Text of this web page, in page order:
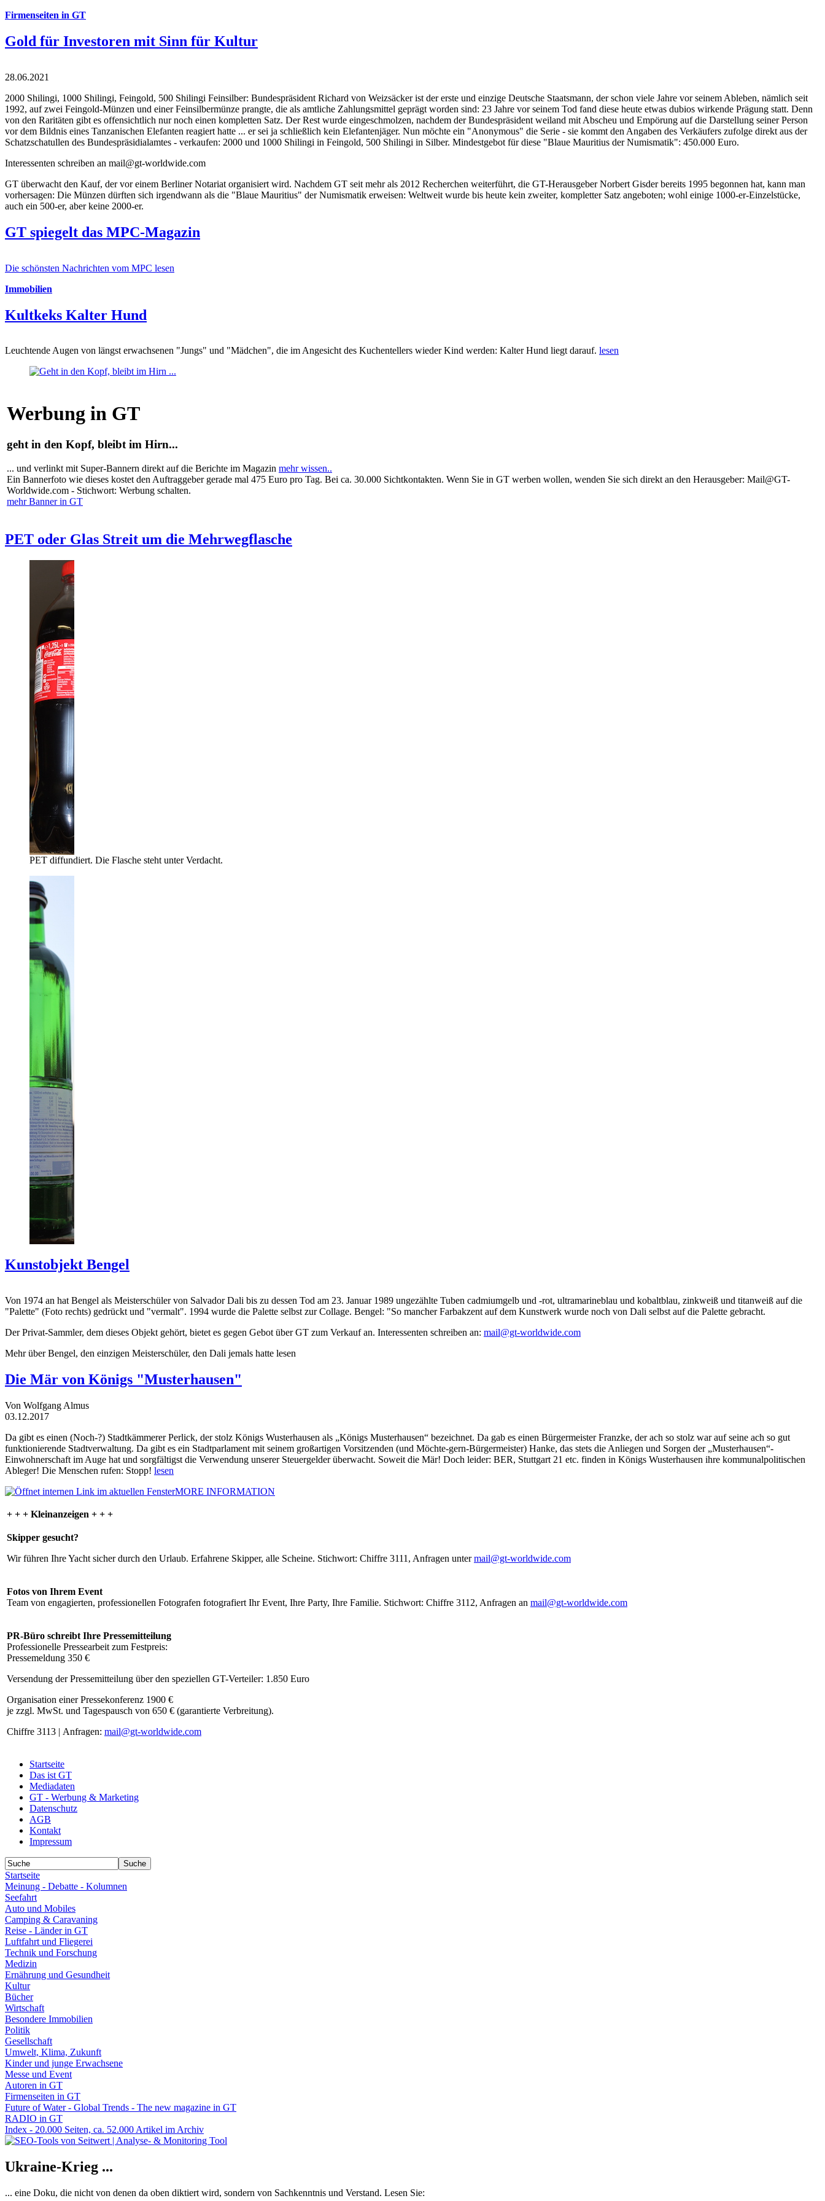
Firmenseiten in GT
Gold für Investoren mit Sinn für Kultur
28.06.2021
2000 Shilingi, 1000 Shilingi, Feingold, 500 Shilingi Feinsilber: Bundespräsident Richard von Weizsäcker ist der erste und einzige Deutsche Staatsmann, der schon viele Jahre vor seinem Ableben, nämlich seit
1992, auf zwei Feingold-Münzen und einer Feinsilbermünze prangte, die als amtliche Zahlungsmittel geprägt worden sind: 23 Jahre vor seinem Tod fand diese heute etwas dubios wirkende Prägung statt. Denn
von den Raritäten gibt es offensichtlich nur noch einen kompletten Satz. Der Rest wurde eingeschmolzen, nachdem der Bundespräsident weiland mit Abscheu und Empörung auf die Darstellung seiner Person
vor dem Bildnis eines Tanzanischen Elefanten reagiert hatte ... er sei ja schließlich kein Elefantenjäger. Nun möchte ein "Anonymous" die Serie - sie kommt den Angaben des Verkäufers zufolge direkt aus der
Schatzschatullen des Bundespräsidialamtes - verkaufen: 2000 und 1000 Shilingi in Feingold, 500 Shilingi in Silber. Mindestgebot für diese "Blaue Mauritius der Numismatik": 450.000 Euro.
Interessenten schreiben an mail@gt-worldwide.com
GT überwacht den Kauf, der vor einem Berliner Notariat organisiert wird. Nachdem GT seit mehr als 2012 Recherchen weiterführt, die GT-Herausgeber Norbert Gisder bereits 1995 begonnen hat, kann man
vorhersagen: Die Münzen dürften sich irgendwann als die "Blaue Mauritius" der Numismatik erweisen: Weltweit wurde bis heute kein zweiter, kompletter Satz angeboten; wohl einige 1000-er-Einzelstücke,
auch ein 500-er, aber keine 2000-er.
GT spiegelt das MPC-Magazin
Die schönsten Nachrichten vom MPC lesen
Immobilien
Kultkeks Kalter Hund
Leuchtende Augen von längst erwachsenen "Jungs" und "Mädchen", die im Angesicht des Kuchentellers wieder Kind werden: Kalter Hund liegt darauf. lesen
Werbung in GT
geht in den Kopf, bleibt im Hirn...
... und verlinkt mit Super-Bannern direkt auf die Berichte im Magazin mehr wissen..
Ein Bannerfoto wie dieses kostet den Auftraggeber gerade mal 475 Euro pro Tag. Bei ca. 30.000 Sichtkontakten. Wenn Sie in GT werben wollen, wenden Sie sich direkt an den Herausgeber: Mail@GT-
Worldwide.com - Stichwort: Werbung schalten.
mehr Banner in GT
PET oder Glas Streit um die Mehrwegflasche
PET diffundiert. Die Flasche steht unter Verdacht.
Kunstobjekt Bengel
Von 1974 an hat Bengel als Meisterschüler von Salvador Dali bis zu dessen Tod am 23. Januar 1989 ungezählte Tuben cadmiumgelb und -rot, ultramarineblau und kobaltblau, zinkweiß und titanweiß auf die
"Palette" (Foto rechts) gedrückt und "vermalt". 1994 wurde die Palette selbst zur Collage. Bengel: "So mancher Farbakzent auf dem Kunstwerk wurde noch von Dali selbst auf die Palette gebracht.
Der Privat-Sammler, dem dieses Objekt gehört, bietet es gegen Gebot über GT zum Verkauf an. Interessenten schreiben an: mail@gt-worldwide.com
Mehr über Bengel, den einzigen Meisterschüler, den Dali jemals hatte lesen
Die Mär von Königs "Musterhausen"
Von Wolfgang Almus
03.12.2017
Da gibt es einen (Noch-?) Stadtkämmerer Perlick, der stolz Königs Wusterhausen als „Königs Musterhausen“ bezeichnet. Da gab es einen Bürgermeister Franzke, der ach so stolz war auf seine ach so gut
funktionierende Stadtverwaltung. Da gibt es ein Stadtparlament mit seinem großartigen Vorsitzenden (und Möchte-gern-Bürgermeister) Hanke, das stets die Anliegen und Sorgen der „Musterhausen“-
Einwohnerschaft im Auge hat und sorgfältigst die Verwendung unserer Steuergelder überwacht. Soweit die Mär! Doch leider: BER, Stuttgart 21 etc. finden in Königs Wusterhausen ihre kommunalpolitischen
Ableger! Die Menschen rufen: Stopp! lesen
MORE INFORMATION
+ + + Kleinanzeigen + + +
Skipper gesucht?
Wir führen Ihre Yacht sicher durch den Urlaub. Erfahrene Skipper, alle Scheine. Stichwort: Chiffre 3111, Anfragen untermail@gt-worldwide.com
Fotos von Ihrem Event
Team von engagierten, professionellen Fotografen fotografiert Ihr Event, Ihre Party, Ihre Familie. Stichwort: Chiffre 3112, Anfragen an mail@gt-worldwide.com
PR-Büro schreibt Ihre Pressemitteilung
Professionelle Pressearbeit zum Festpreis:
Pressemeldung 350 €
Versendung der Pressemitteilung über den speziellen GT-Verteiler: 1.850 Euro
Organisation einer Pressekonferenz 1900 €
je zzgl. MwSt. und Tagespausch von 650 € (garantierte Verbreitung).
Chiffre 3113 | Anfragen: mail@gt-worldwide.com
Startseite
Das ist GT
Mediadaten
GT - Werbung & Marketing
Datenschutz
AGB
Kontakt
Impressum
Startseite
Meinung - Debatte - Kolumnen
Seefahrt
Auto und Mobiles
Camping & Caravaning
Reise - Länder in GT
Luftfahrt und Fliegerei
Technik und Forschung
Medizin
Ernährung und Gesundheit
Kultur
Bücher
Wirtschaft
Besondere Immobilien
Politik
Gesellschaft
Umwelt, Klima, Zukunft
Kinder und junge Erwachsene
Messe und Event
Autoren in GT
Firmenseiten in GT
Future of Water - Global Trends - The new magazine in GT
RADIO in GT
Index - 20.000 Seiten, ca. 52.000 Artikel im Archiv
Ukraine-Krieg ...
... eine Doku, die nicht von denen da oben diktiert wird, sondern von Sachkenntnis und Verstand. Lesen Sie: